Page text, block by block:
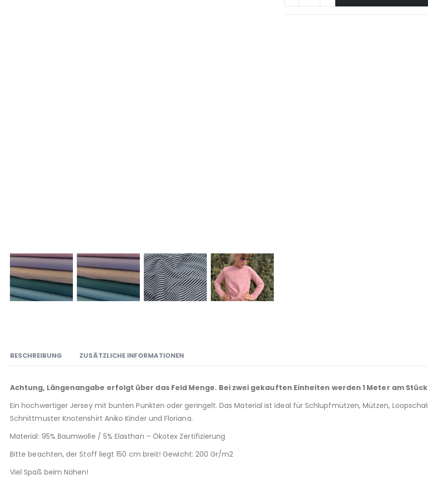
BESCHREIBUNG ZUSÄTZLICHE INFORMATIONEN
Achtung, Längenangabe erfolgt über das Feld Menge. Bei zwei gekauften Einheiten werden 1 Meter am
Ein hochwertiger Jersey mit bunten Punkten oder geringelt. Das Material ist ideal für Schlupfmützen, Mützen,
Schnittmuster Knotenshirt Aniko Kinder und Floriana.
Material: 95% Baumwolle / 5% Elasthan – Ökotex Zertifizierung
Bitte beachten, der Stoff liegt 150 cm breit! Gewicht: 200 Gr/m2
Viel Spaß beim Nähen!